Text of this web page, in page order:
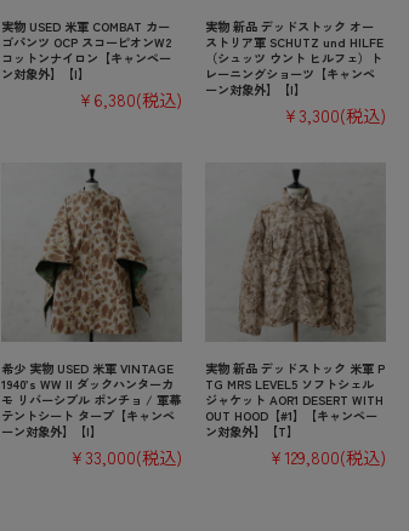
実物 USED 米軍 COMBAT カー
ゴパンツ OCP スコーピオンW2
コットンナイロン【キャンペー
ン対象外】【I】
¥6,380(税込)
実物 新品 デッドストック オー
ストリア軍 SCHUTZ und HILFE
（シュッツ ウント ヒルフェ）ト
レーニングショーツ【キャンペ
ーン対象外】【I】
¥3,300(税込)
希少 実物 USED 米軍 VINTAGE
1940’s WW II ダックハンターカ
モ リバーシブル ポンチョ / 軍幕
テントシート タープ【キャンペ
ーン対象外】【I】
¥33,000(税込)
実物 新品 デッドストック 米軍 P
TG MRS LEVEL5 ソフトシェル
ジャケット AOR1 DESERT WITH
OUT HOOD【#1】【キャンペー
ン対象外】【T】
¥129,800(税込)